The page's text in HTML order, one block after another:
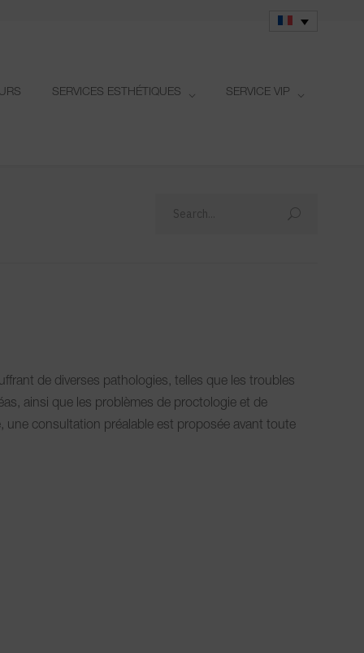
SERVICES ESTHÉTIQUES SERVICE VIP
de diverses pathologies, telles que les troubles
ainsi que les problèmes de proctologie et de
une consultation préalable est proposée avant toute